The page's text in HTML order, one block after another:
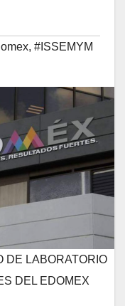
, #ISSEMYM
DE LABORATORIO
DEL EDOMEX